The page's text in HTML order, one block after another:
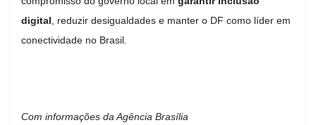
digital , reduzir desigualdades e manter o DF como líder em
conectividade no Brasil.
Com informações da Agência Brasília